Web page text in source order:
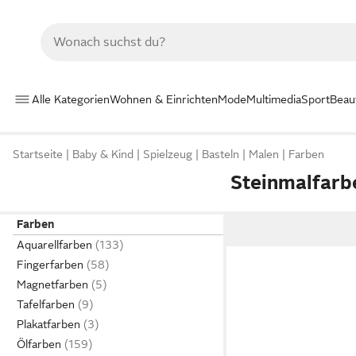
Alle KategorienWohnen & EinrichtenModeMultimediaSport
Startseite Baby & Kind Spielzeug Basteln Malen Farben
Farben
Aquarellfarben
Fingerfarben
Magnetfarben
Tafelfarben
Plakatfarben
Ölfarben